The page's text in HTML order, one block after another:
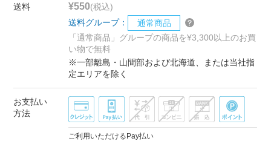
送料 ¥550(税込)
送料グループ：
通常商品
「通常商品」グループの商品を¥3,300以上のお買
い物で無料
※一部離島・山間部および北海道、または当社指
定エリアを除く
お支払い
方法
ご利用いただけるPay払い